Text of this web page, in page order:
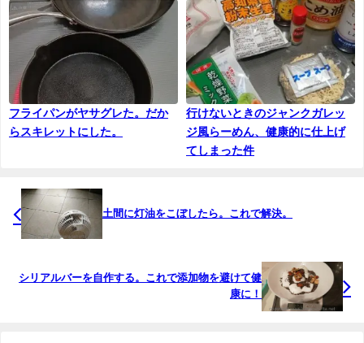
フライパンがヤサグレた。だか
らスキレットにした。
行けないときのジャンクガレッ
ジ風らーめん、健康的に仕上げ
てしまった件
土間に灯油をこぼしたら。これで解決。
シリアルバーを自作する。これで添加物を避けて健
康に！